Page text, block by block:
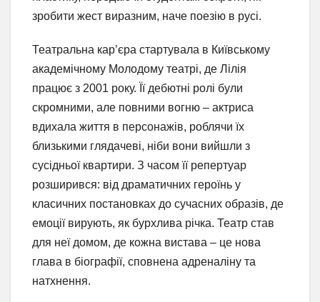
зробити жест виразним, наче поезію в русі.
Театральна кар’єра стартувала в Київському
академічному Молодому театрі, де Лілія
працює з 2001 року. Її дебютні ролі були
скромними, але повними вогню – актриса
вдихала життя в персонажів, роблячи їх
близькими глядачеві, ніби вони вийшли з
сусідньої квартири. З часом її репертуар
розширився: від драматичних героїнь у
класичних постановках до сучасних образів, де
емоції вирують, як бурхлива річка. Театр став
для неї домом, де кожна вистава – це нова
глава в біографії, сповнена адреналіну та
натхнення.